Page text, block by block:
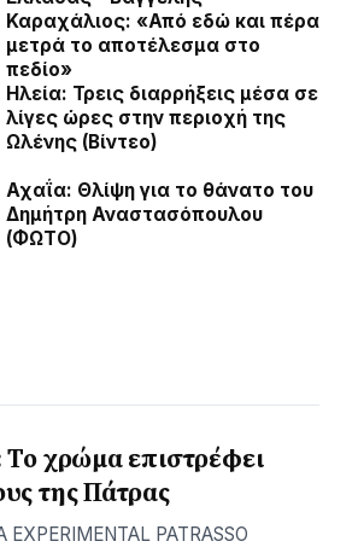
Καραχάλιος: «Από εδώ και πέρα
μετρά το αποτέλεσμα στο
πεδίο»
Ηλεία: Τρεις διαρρήξεις μέσα σε
λίγες ώρες στην περιοχή της
Ωλένης (Βίντεο)
Αχαΐα: Θλίψη για το θάνατο του
Δημήτρη Αναστασόπουλου
(ΦΩΤΟ)
χρώμα επιστρέφει
της Πάτρας
PATRASSO